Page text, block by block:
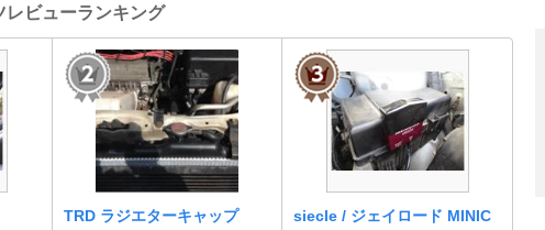
レビューランキング
TRD ラジエターキャップ
siecle / ジェイロード MINIC